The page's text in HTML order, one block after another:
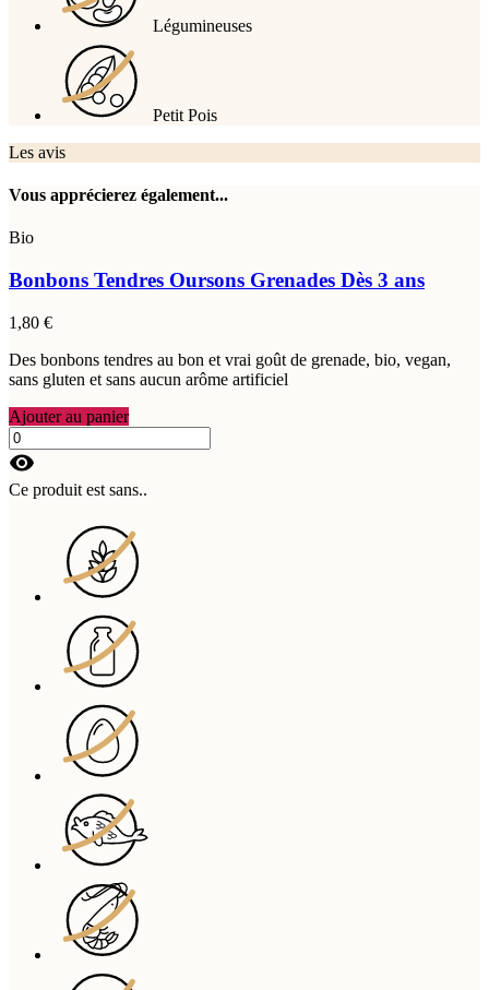
Légumineuses
Petit Pois
Les avis
Vous apprécierez également...
Bio
Bonbons Tendres Oursons Grenades Dès 3 ans
1,80 €
Des bonbons tendres au bon et vrai goût de grenade, bio, vegan,
sans gluten et sans aucun arôme artificiel
Ajouter au panier
visibility
Ce produit est sans..